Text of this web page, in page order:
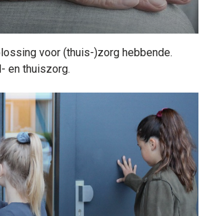
voor (thuis-)zorg hebbende.
en thuiszorg.